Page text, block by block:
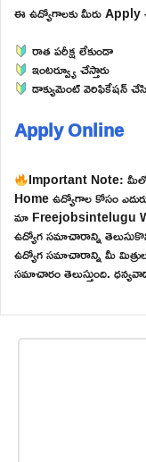
ఈ ఉద్యోగాలకు మీరు Apply
రాత పరీక్ష లేకుండా
ఇంటర్వ్యూ చేస్తారు
డాక్యుమెంట్ వెరిఫికేషన్
Apply Online
Important Note: మీలో
Home ఉద్యోగాల కోసం
మా Freejobsintelugu
ఉద్యోగ సమాచారాన్ని తెలుసుకొని
ఉద్యోగ సమాచారాన్ని మీ
సమాచారం తెలుస్తుంది.